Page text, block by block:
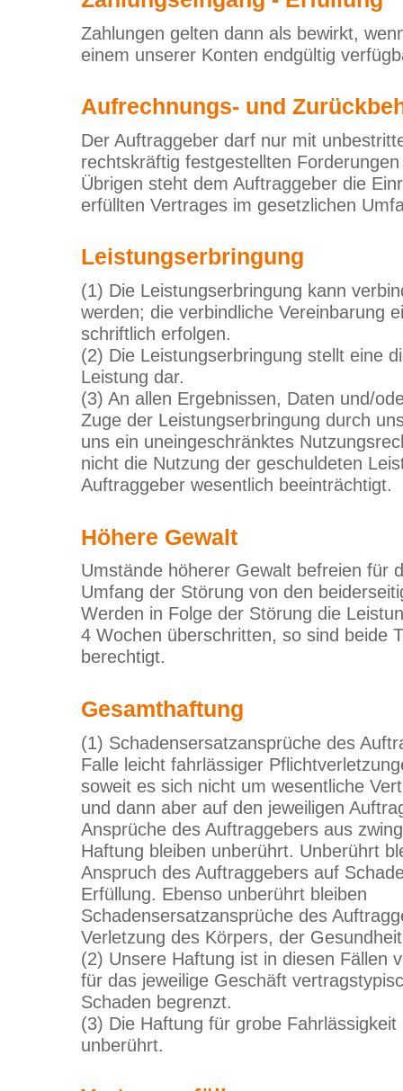
Zahlungen gelten dann als bewirkt,
einem unserer Konten endgültig
Aufrechnungs- und
Der Auftraggeber darf nur mit
rechtskräftig festgestellten
Übrigen steht dem Auftraggeber die
erfüllten Vertrages im gesetzlichen
Leistungserbringung
(1) Die Leistungserbringung kann
werden; die verbindliche Vereinbarung
schriftlich erfolgen.
(2) Die Leistungserbringung stellt eine
Leistung dar.
(3) An allen Ergebnissen, Daten und/
Zuge der Leistungserbringung durch
uns ein uneingeschränktes
nicht die Nutzung der geschuldeten
Auftraggeber wesentlich beeinträchtigt.
Höhere Gewalt
Umstände höherer Gewalt befreien für
Umfang der Störung von den
Werden in Folge der Störung die
4 Wochen überschritten, so sind beide
berechtigt.
Gesamthaftung
(1) Schadensersatzansprüche des
Falle leicht fahrlässiger
soweit es sich nicht um wesentliche
und dann aber auf den jeweiligen
Ansprüche des Auftraggebers aus
Haftung bleiben unberührt. Unberührt
Anspruch des Auftraggebers auf
Erfüllung. Ebenso unberührt bleiben
Schadensersatzansprüche des
Verletzung des Körpers, der
(2) Unsere Haftung ist in diesen Fällen
für das jeweilige Geschäft
Schaden begrenzt.
(3) Die Haftung für grobe
unberührt.